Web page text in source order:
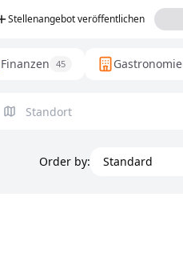
Stellenangebot veröffentlichen
Finanzen 45 Gastronomie
Order by: Standard